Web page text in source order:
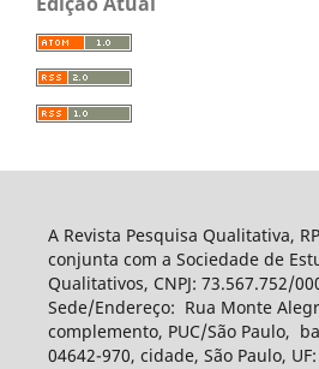
A Revista Pesquisa Qualitativa,
conjunta com a Sociedade de
Qualitativos, CNPJ: 73.567.752/
Sede/Endereço: Rua Monte
complemento, PUC/São Paulo,
04642-970, cidade, São Paulo, UF: